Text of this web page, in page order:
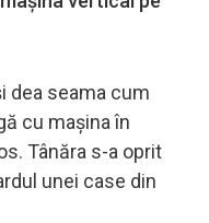
dea seama cum
cu mașina în
Tânăra s-a oprit
unei case din